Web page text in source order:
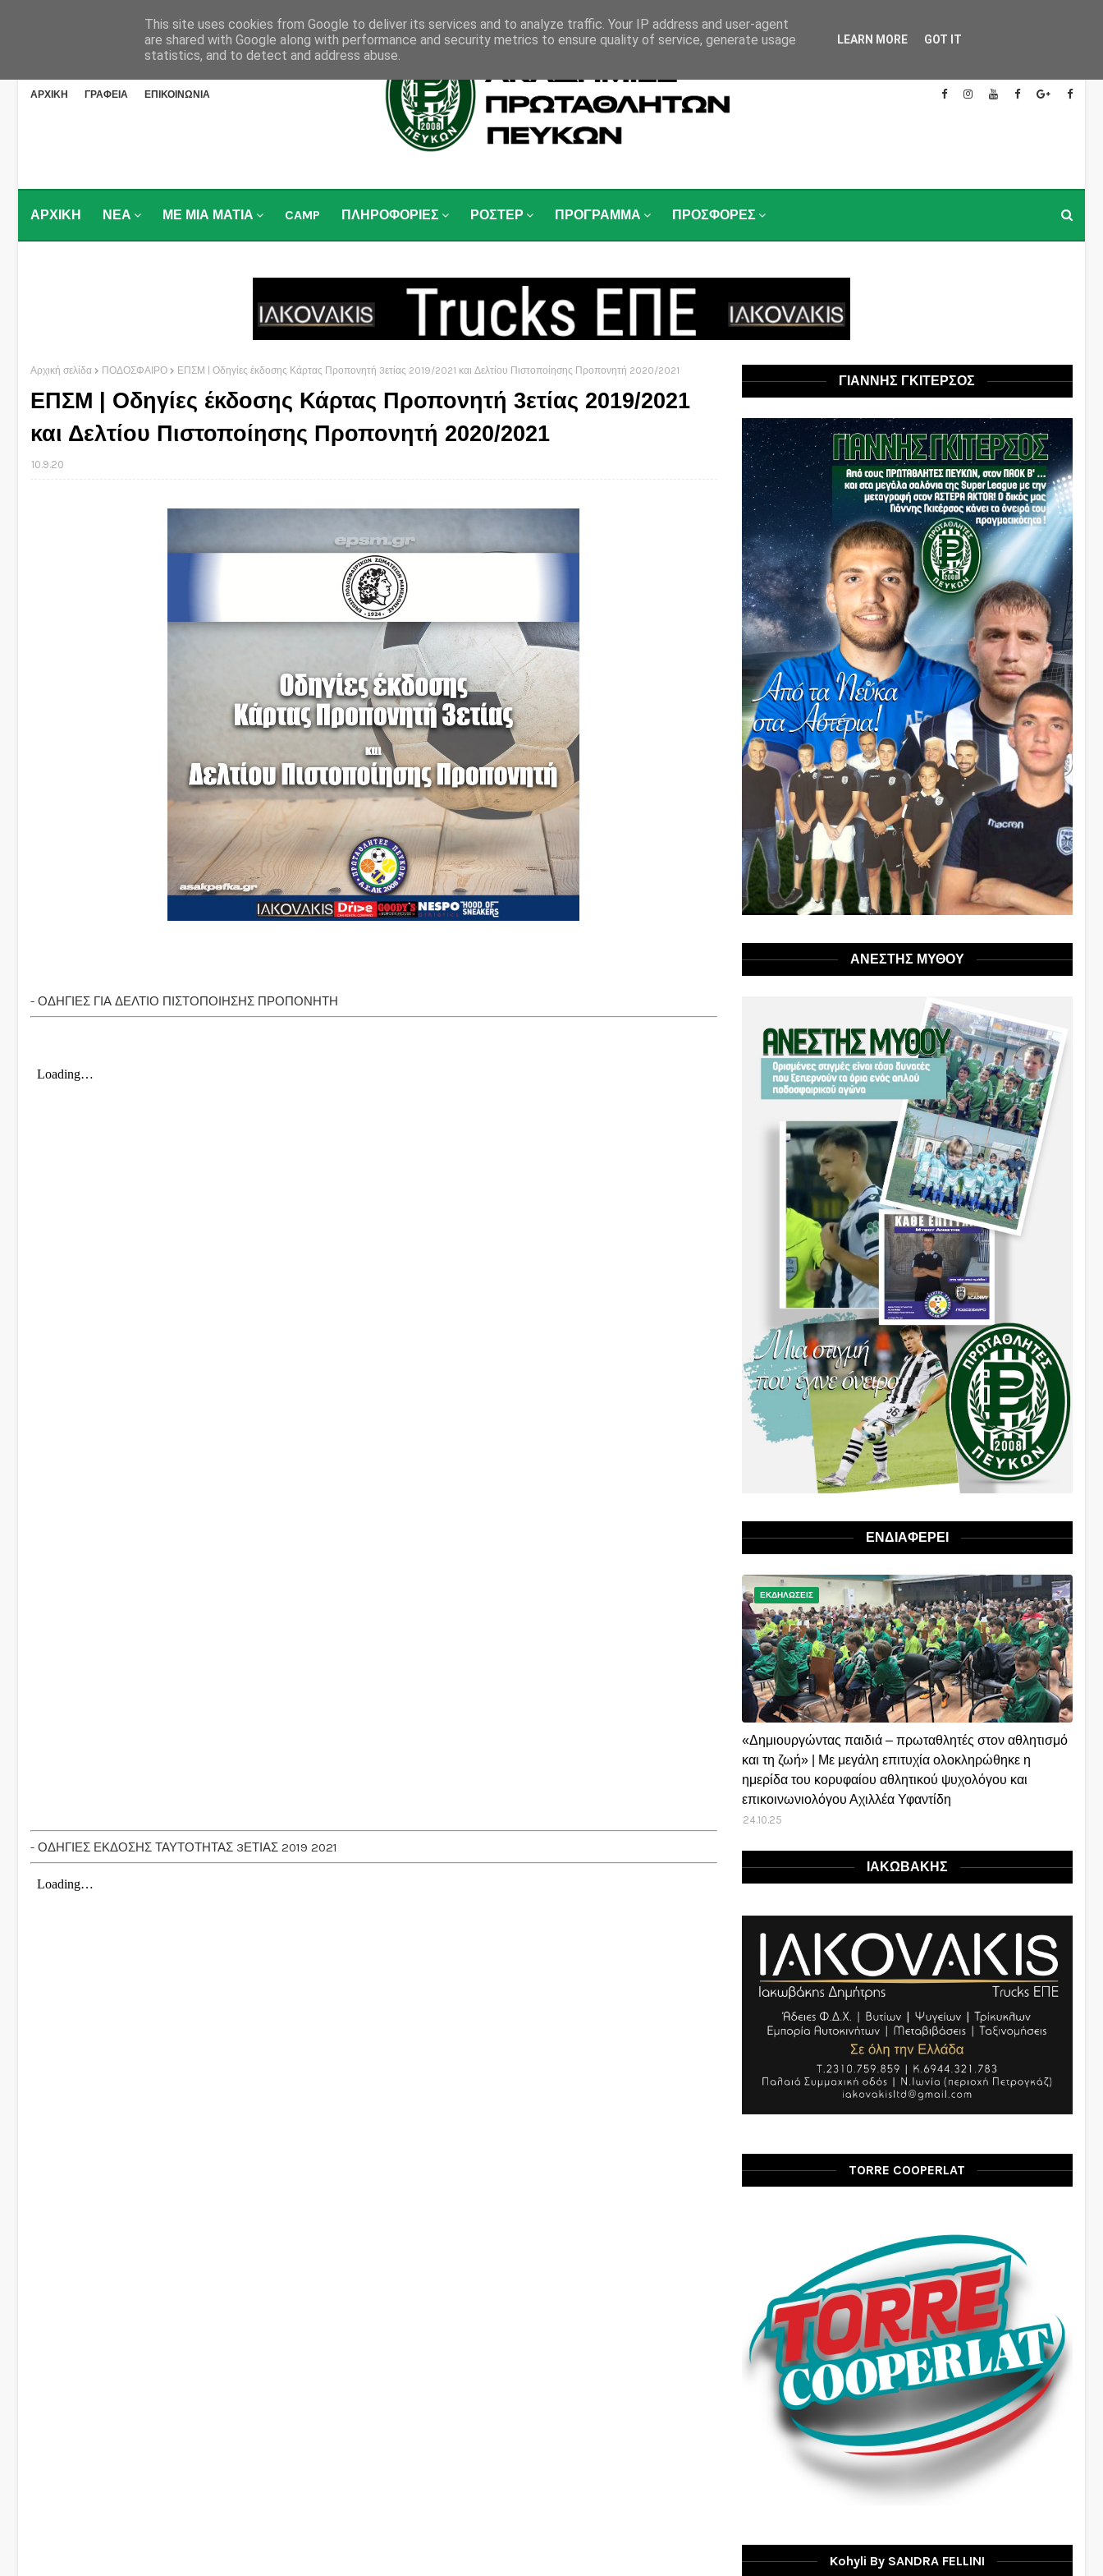
ΑΡΧΙΚΗ ΓΡΑΦΕΙΑ ΕΠΙΚΟΙΝΩΝΙΑ
ΑΡΧΙΚΗ ΝΕΑ ΜΕ ΜΙΑ ΜΑΤΙΑ CAMP ΠΛΗΡΟΦΟΡΙΕΣ ΡΟΣΤΕΡ ΠΡΟΓΡΑΜΜΑ ΠΡΟΣΦΟΡΕΣ
Αρχική σελίδα ΠΟΔΟΣΦΑΙΡΟ ΕΠΣΜ | Οδηγίες έκδοσης Κάρτας Προπονητή 3ετίας 2019/2021 και Δελτίου Πιστοποίησης Προπονητή 2020/2021
ΕΠΣΜ | Οδηγίες έκδοσης Κάρτας Προπονητή 3ετίας 2019/2021
και Δελτίου Πιστοποίησης Προπονητή 2020/2021
10.9.20
- ΟΔΗΓΙΕΣ ΓΙΑ ΔΕΛΤΙΟ ΠΙΣΤΟΠΟΙΗΣΗΣ ΠΡΟΠΟΝΗΤΗ
- ΟΔΗΓΙΕΣ ΕΚΔΟΣΗΣ ΤΑΥΤΟΤΗΤΑΣ 3ΕΤΙΑΣ 2019 2021
ΓΙΑΝΝΗΣ ΓΚΙΤΕΡΣΟΣ
ΑΝΕΣΤΗΣ ΜΥΘΟΥ
ΕΝΔΙΑΦΕΡΕΙ
ΕΚΔΗΛΩΣΕΙΣ
«Δημιουργώντας παιδιά – πρωταθλητές στον αθλητισμό
και τη ζωή» | Με μεγάλη επιτυχία ολοκληρώθηκε η
ημερίδα του κορυφαίου αθλητικού ψυχολόγου και
επικοινωνιολόγου Αχιλλέα Υφαντίδη
24.10.25
ΙΑΚΩΒΑΚΗΣ
TORRE COOPERLAT
Kohyli By SANDRA FELLINI
This site uses cookies from Google to deliver its services and to analyze traffic. Your IP address and user-agent
are shared with Google along with performance and security metrics to ensure quality of service, generate usage
statistics, and to detect and address abuse.
LEARN MORE GOT IT